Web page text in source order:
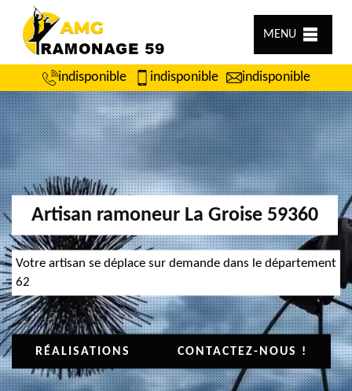
MENU
indisponible indisponible indisponible
Artisan ramoneur La Groise 59360
Votre artisan se déplace sur demande dans le département
62
RÉALISATIONS CONTACTEZ-NOUS !